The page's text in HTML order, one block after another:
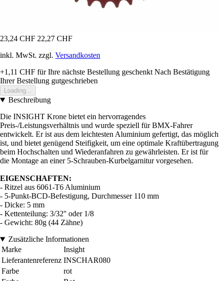
23,24 CHF 22,27 CHF
inkl. MwSt. zzgl. Versandkosten
+1,11 CHF für Ihre nächste Bestellung geschenkt Nach Bestätigung
Ihrer Bestellung gutgeschrieben
Loading...
Beschreibung
Die INSIGHT Krone bietet ein hervorragendes
Preis-/Leistungsverhältnis und wurde speziell für BMX-Fahrer
entwickelt. Er ist aus dem leichtesten Aluminium gefertigt, das möglich
ist, und bietet genügend Steifigkeit, um eine optimale Kraftübertragung
beim Hochschalten und Wiederanfahren zu gewährleisten. Er ist für
die Montage an einer 5-Schrauben-Kurbelgarnitur vorgesehen.
EIGENSCHAFTEN:
- Ritzel aus 6061-T6 Aluminium
- 5-Punkt-BCD-Befestigung, Durchmesser 110 mm
- Dicke: 5 mm
- Kettenteilung: 3/32'' oder 1/8
- Gewicht: 80g (44 Zähne)
Zusätzliche Informationen
Marke
Insight
Lieferantenreferenz INSCHAR080
Farbe
rot